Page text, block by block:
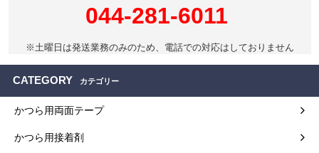
044-281-6011
※土曜日は発送業務のみのため、電話での対応はしておりません
CATEGORY カテゴリー
かつら用両面テープ
かつら用接着剤